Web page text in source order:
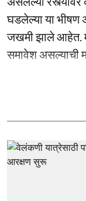
घडलेल्या या भीषण
जखमी झाले आहेत.
समावेश असल्याची